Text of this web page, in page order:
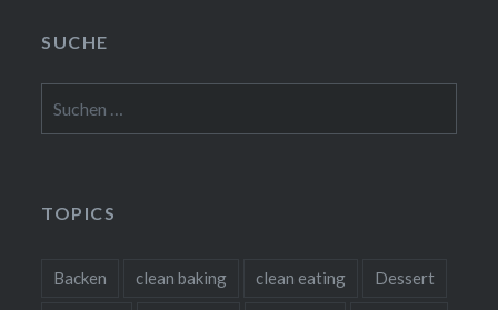
SUCHE
nach:
TOPICS
Backen clean baking clean eating Dessert